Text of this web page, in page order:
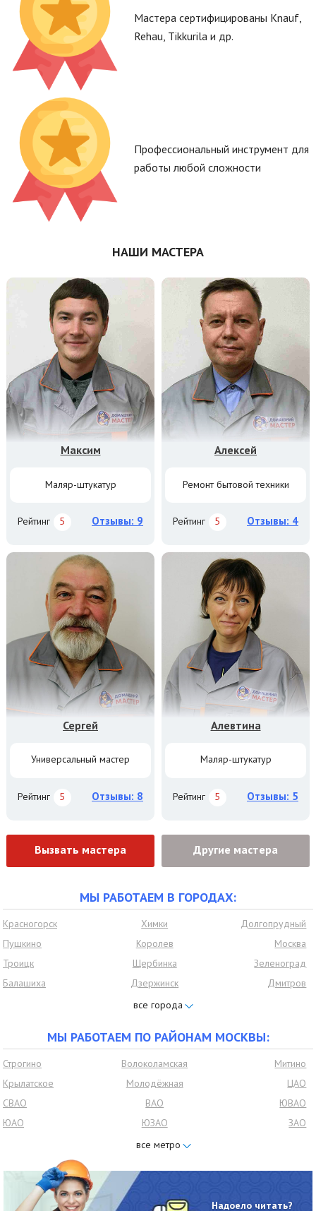
Мастера сертифицированы Knauf,
Rehau, Tikkurila и др.
Профессиональный инструмент для
работы любой сложности
НАШИ МАСТЕРА
Максим
Маляр-штукатур
Рейтинг 5 Отзывы: 9
Алексей
Ремонт бытовой техники
Рейтинг 5 Отзывы: 4
Сергей
Универсальный мастер
Рейтинг 5 Отзывы: 8
Алевтина
Маляр-штукатур
Рейтинг 5 Отзывы: 5
Вызвать мастера Другие мастера
МЫ РАБОТАЕМ В ГОРОДАХ:
Красногорск Химки
Долгопрудный
Пушкино
Королев
Москва
Троицк
Щербинка
Зеленоград
Балашиха
Дзержинск
Дмитров
Ивантеевка
Лыткарино
Люберцы
Одинцово
Подольск
Раменское
Реутов
Щёлково
Ленинский район
мкр Московский
Подмосковье
Развилка
Петровское
Томилино
Малаховка
Удельная
Опалиха
Барвиха
Коммунарка
Кожухово Юбилейный
МЫ РАБОТАЕМ ПО РАЙОНАМ МОСКВЫ:
Строгино Волоколамская
Митино
Крылатское
Молодёжная
ЦАО
СВАО
ВАО
ЮВАО
ЮАО
ЮЗАО
ЗАО
САО
Южное бутово Северное бутово
Чертаново северное
Чертаново южное
Надоело читать?